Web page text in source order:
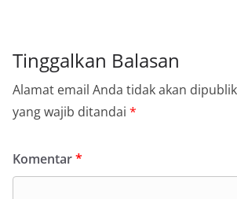
Tinggalkan Balasan
Alamat email Anda tidak akan
yang wajib ditandai *
Komentar*